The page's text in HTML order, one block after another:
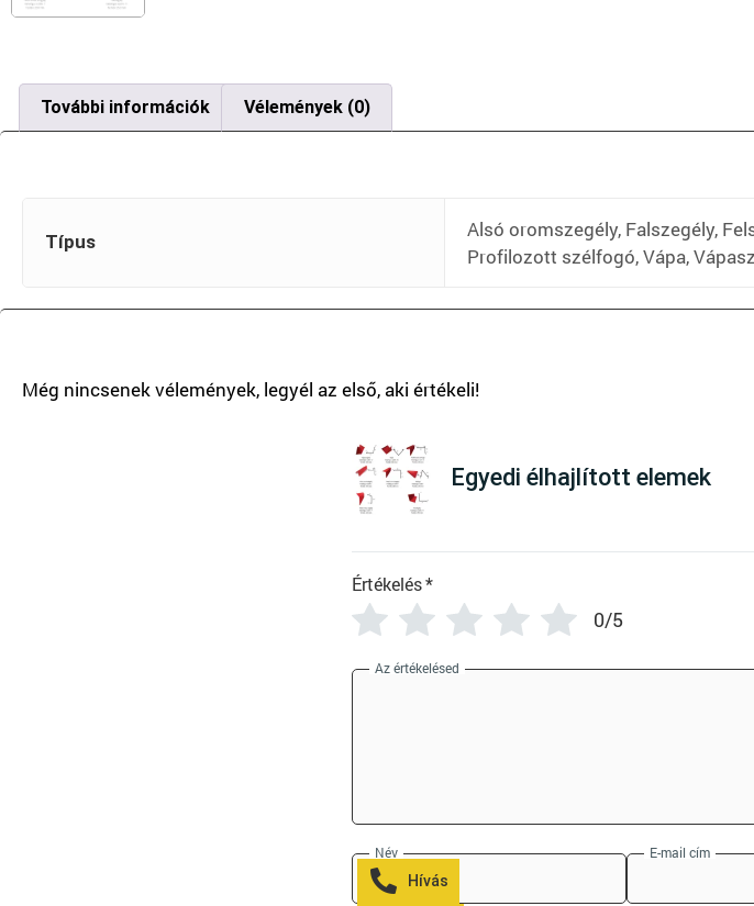
További információk Vélemények (0)
Típus
Alsó oromszegély, Falszegély,
Profilozott szélfogó, Vápa,
Egyedi élhajlított elemek
Értékelés*
0/5
Az értékelésed
Név E-mail cím
Hívás